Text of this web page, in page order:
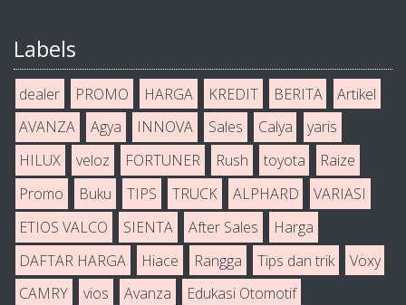
Labels
dealer PROMO HARGA KREDIT BERITA
Artikel
AVANZA
Agya INNOVA Sales Calya
yaris
HILUX
veloz FORTUNER Rush toyota
Raize
Promo
Buku TIPS TRUCK ALPHARD
VARIASI
ETIOS VALCO
SIENTA After Sales
Harga
DAFTAR HARGA
Hiace Rangga Tips dan trik
Voxy
CAMRY
vios Avanza
Edukasi Otomotif